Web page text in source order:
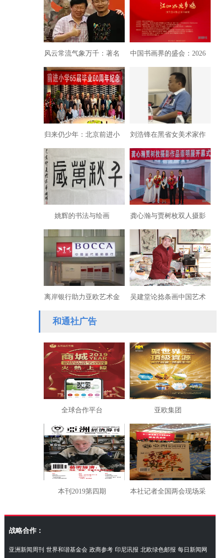
风云常流气象万千：著名
书画篆刻家徐庆华
中国书画界的盛会：2026
第十届中国书画春晚速写
归来仍少年：北京前进小
学“六-五”届60周年纪念
刘浩锋在黑省女美术家作
品展畅谈东方文化复兴
姚辉的书法与绘画 龚心瀚与贾树枚双人摄影
作品展在沪举办
离岸银行助力亚欧艺术金
融发展
吴建堂论捻条画中国艺术
和通社广告
全球合作平台 亚欧集团
本刊2019第四期 本社记者全国两会现场采
访湖南代表团
战略合作：
亚洲新闻周刊 世界和谐基金会 政商参考 印尼讯报 北欧绿色邮报 每日新闻网